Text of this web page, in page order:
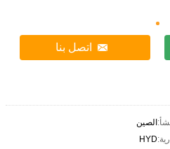
اتصل بنا
الصين
HYD